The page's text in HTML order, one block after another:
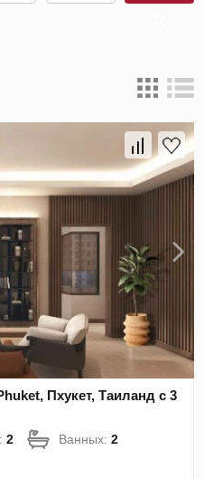
Пхукет, Таиланд с 3
2 Ванных:2